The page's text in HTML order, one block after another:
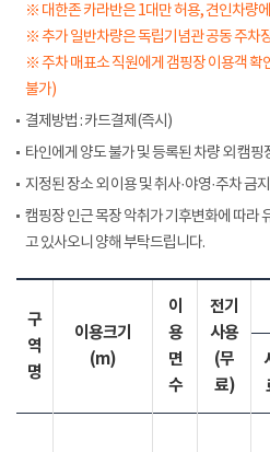
※ 대한존 카라반은 1대만 허용, 견인차량
※ 추가 일반차량은 독립기념관 공동 주차
※ 주차 매표소 직원에게 갬핑장 이용객 확
불가)
결제방법 : 카드결제(즉시)
타인에게 양도 불가 및 등록된 차량 외 캠핑
지정된 장소 외 이용 및 취사·야영·주차 금지
캠핑장 인근 목장 악취가 기후변화에 따라
고 있사오니 양해 부탁드립니다.
구
역
명
이용크기
(m)
이
용
면
수
전기
사용
(무
료)